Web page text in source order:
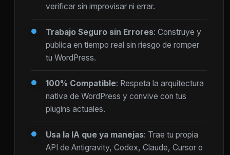
verificar sin improvisar ni errar.
Trabajo Seguro sin Errores: Construye y
publica en tiempo real sin riesgo de romper
tu WordPress.
100% Compatible: Respeta la arquitectura
nativa de WordPress y convive con tus
plugins actuales.
Usa la IA que ya manejas: Trae tu propia
API de Antigravity, Codex, Claude, Cursor o